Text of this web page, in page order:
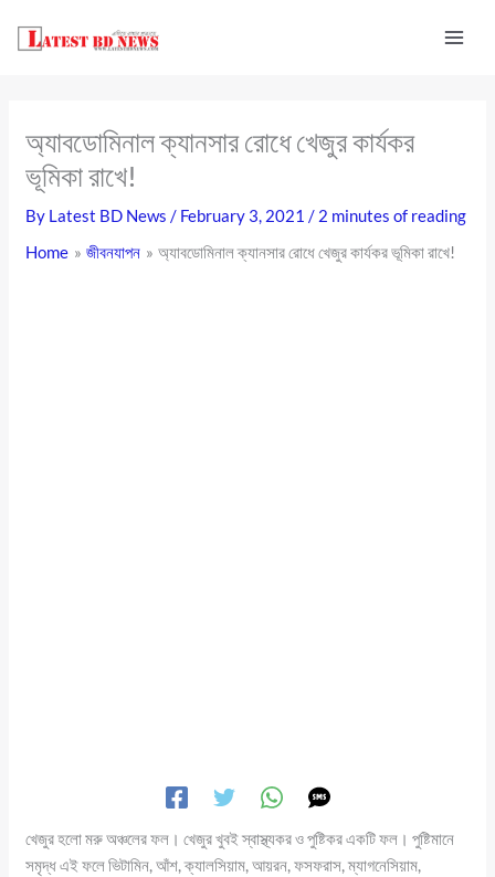
অ্যাবডোমিনাল ক্যানসার রোধে খেজুর কার্যকর
ভূমিকা রাখে!
By Latest BD News/ February 3, 2021/ 2 minutes of reading
Home
জীবনযাপন অ্যাবডোমিনাল ক্যানসার রোধে খেজুর কার্যকর ভূমিকা রাখে!
খেজুর হলো মরু অঞ্চলের ফল। খেজুর খুবই স্বাস্থ্যকর ও পুষ্টিকর একটি ফল। পুষ্টিমানে
সমৃদ্ধ এই ফলে ভিটামিন, আঁশ, ক্যালসিয়াম, আয়রন, ফসফরাস, ম্যাগনেসিয়াম,